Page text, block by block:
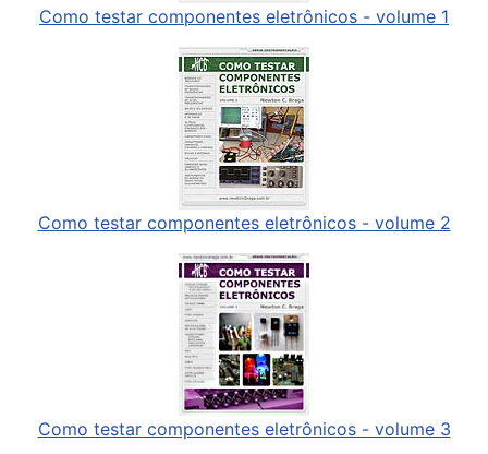
Como testar componentes eletrônicos - volume 1
Como testar componentes eletrônicos - volume 2
Como testar componentes eletrônicos - volume 3